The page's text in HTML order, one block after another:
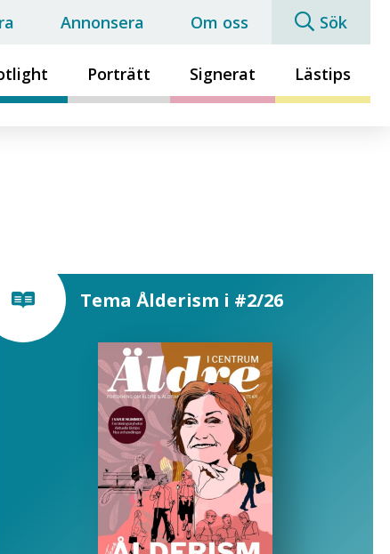
Porträtt Signerat Lästips
Annonsera Om oss Sök
Tema Ålderism i #2/26